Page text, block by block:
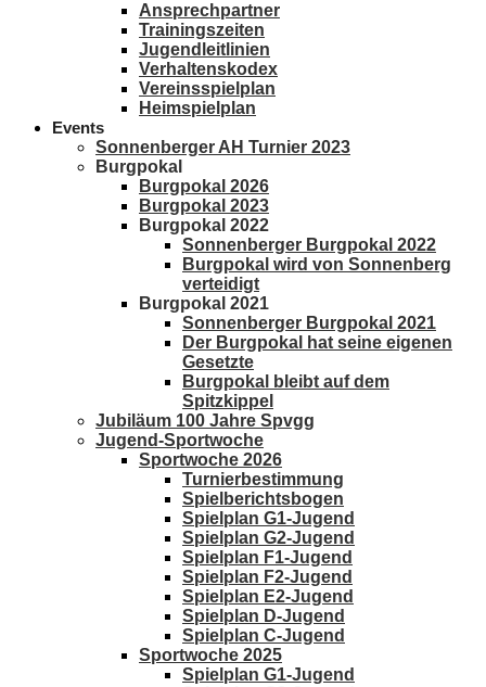
Ansprechpartner
Trainingszeiten
Jugendleitlinien
Verhaltenskodex
Vereinsspielplan
Heimspielplan
Events
Sonnenberger AH Turnier 2023
Burgpokal
Burgpokal 2026
Burgpokal 2023
Burgpokal 2022
Sonnenberger Burgpokal 2022
Burgpokal wird von Sonnenberg
verteidigt
Burgpokal 2021
Sonnenberger Burgpokal 2021
Der Burgpokal hat seine eigenen
Gesetzte
Burgpokal bleibt auf dem
Spitzkippel
Jubiläum 100 Jahre Spvgg
Jugend-Sportwoche
Sportwoche 2026
Turnierbestimmung
Spielberichtsbogen
Spielplan G1-Jugend
Spielplan G2-Jugend
Spielplan F1-Jugend
Spielplan F2-Jugend
Spielplan E2-Jugend
Spielplan D-Jugend
Spielplan C-Jugend
Sportwoche 2025
Spielplan G1-Jugend